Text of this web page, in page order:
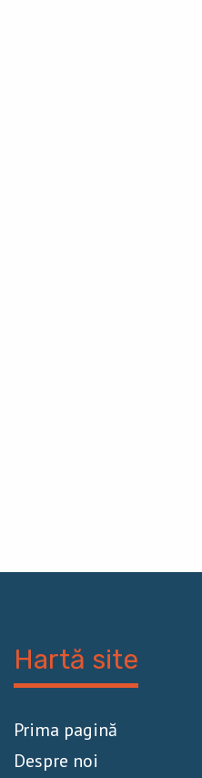
Hartă site
Prima pagină
Despre noi